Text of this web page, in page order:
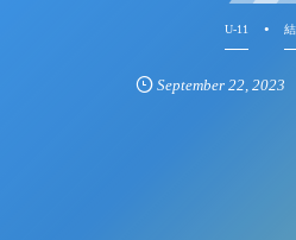
U-11
September 22, 2023